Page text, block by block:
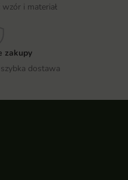
i materiał
zakupy
dostawa